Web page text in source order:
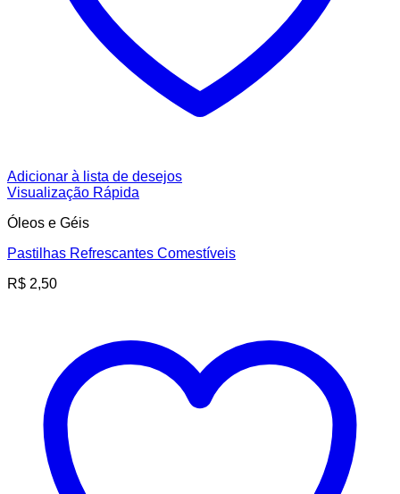
Adicionar à lista de desejos
Visualização Rápida
Óleos e Géis
Pastilhas Refrescantes Comestíveis
R$ 2,50